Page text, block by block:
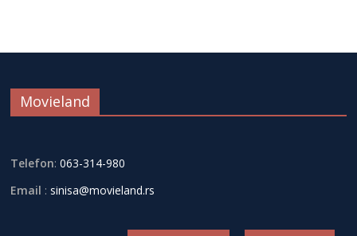
Movieland
Telefon: 063-314-980
Email : sinisa@movieland.rs